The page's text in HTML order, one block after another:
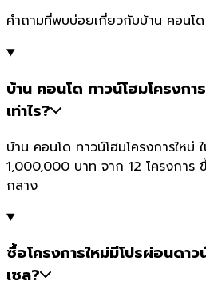
คำถามที่พบบ่อยเกี่ยวกับบ้าน คอนโด
บ้าน คอนโด ทาวน์โฮมโครงกา
เท่าไร?
บ้าน คอนโด ทาวน์โฮมโครงการใหม่
1,000,000 บาท จาก 12 โครงการ
กลาง
ซื้อโครงการใหม่มีโปรผ่อนด
เซล?